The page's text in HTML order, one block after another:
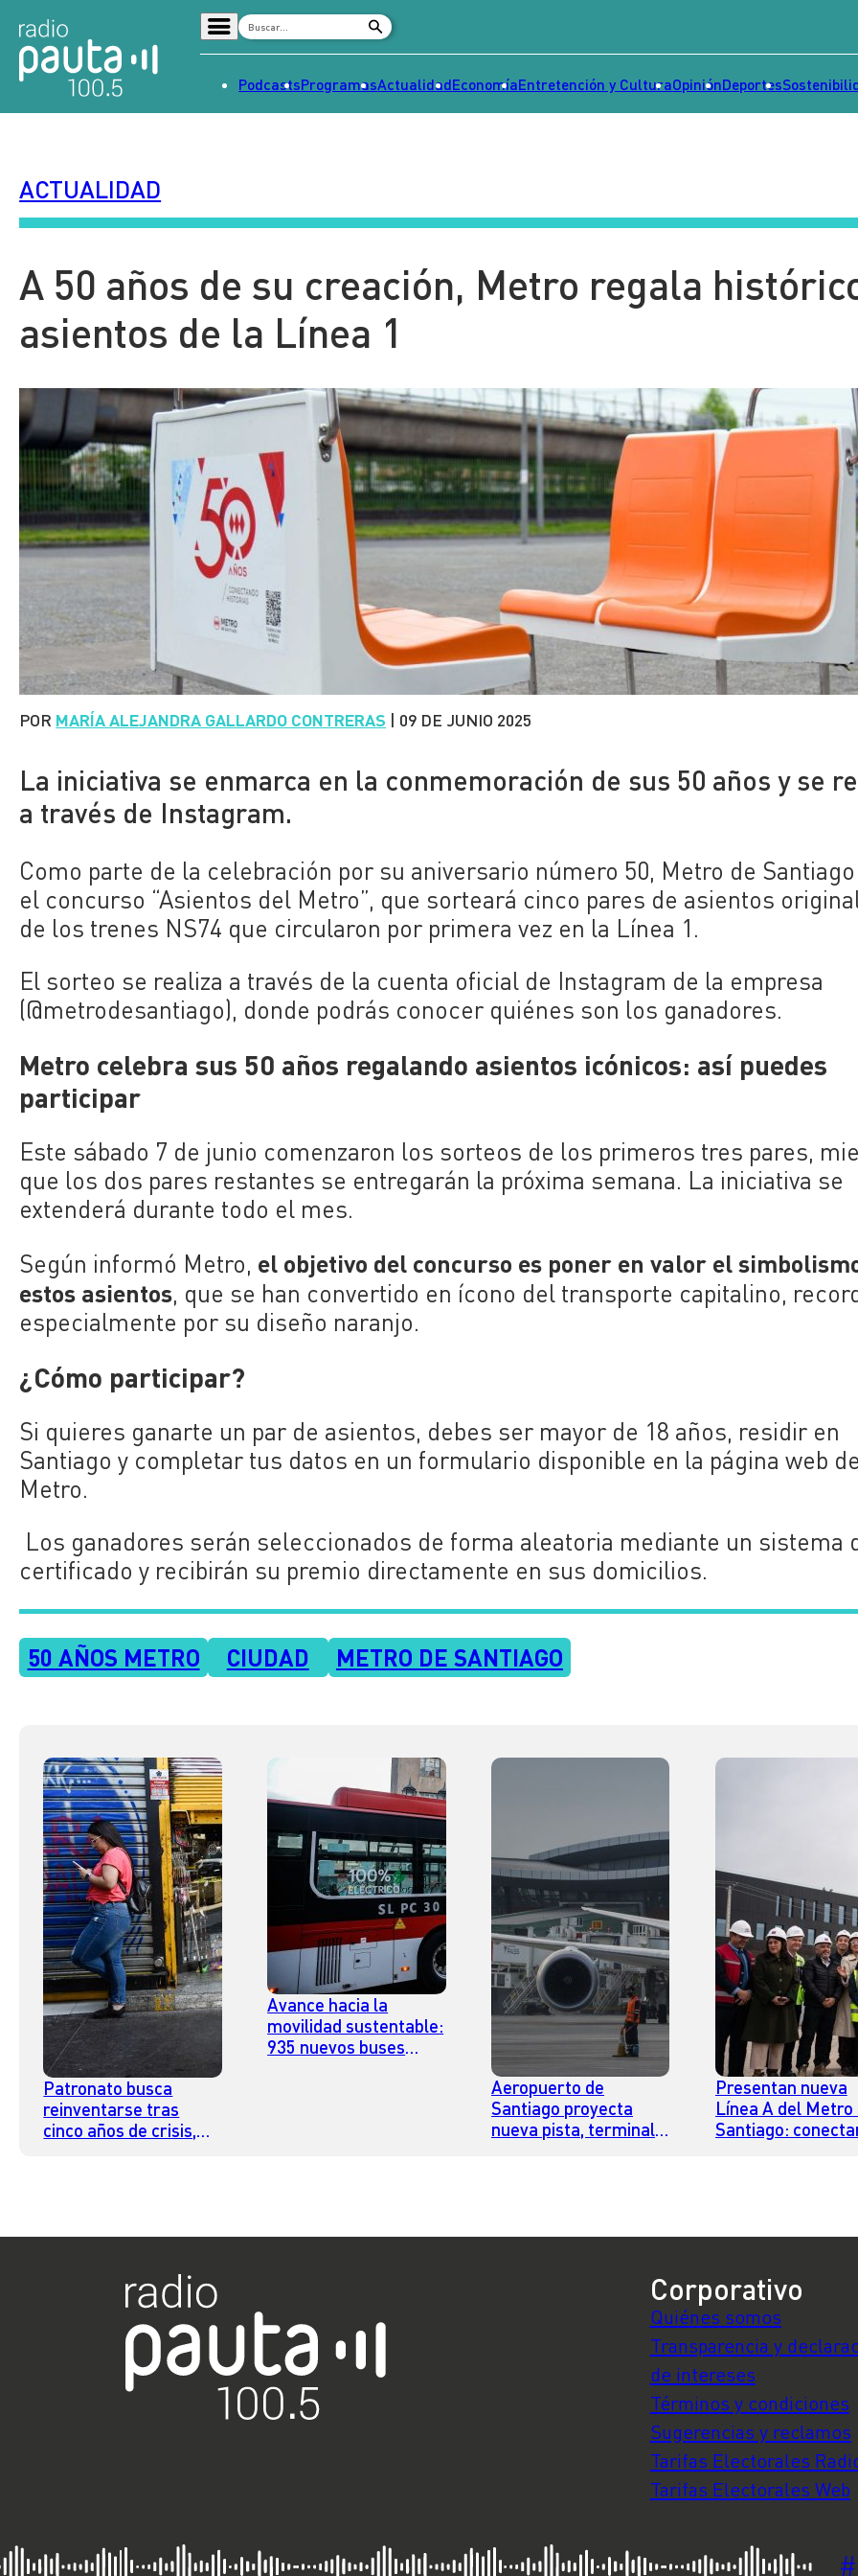
Señal 2
Tendencias
Contenido Patrocinado
PodcastsProgramasActualidadEconomíaEntretención y CulturaOpiniónDeportes
ACTUALIDAD
A 50 años de su creación, Metro regala
asientos de la Línea 1
POR MARÍA ALEJANDRA GALLARDO CONTRERAS | 09 DE JUNIO 2025
La iniciativa se enmarca en la conmemoración de sus 50 años y se
a través de Instagram.
Como parte de la celebración por su aniversario número 50, Metro de
el concurso “Asientos del Metro”, que sorteará cinco pares de asientos
de los trenes NS74 que circularon por primera vez en la Línea 1.
El sorteo se realiza a través de la cuenta oficial de Instagram de la empresa
(@metrodesantiago), donde podrás conocer quiénes son los ganadores.
Metro celebra sus 50 años regalando asientos icónicos: así puedes
participar
Este sábado 7 de junio comenzaron los sorteos de los primeros tres pares,
que los dos pares restantes se entregarán la próxima semana. La iniciativa se
extenderá durante todo el mes.
Según informó Metro, el objetivo del concurso es poner en valor el
estos asientos, que se han convertido en ícono del transporte capitalino,
especialmente por su diseño naranjo.
¿Cómo participar?
Si quieres ganarte un par de asientos, debes ser mayor de 18 años, residir en
Santiago y completar tus datos en un formulario disponible en la página web de
Metro.
Los ganadores serán seleccionados de forma aleatoria mediante un sistema
certificado y recibirán su premio directamente en sus domicilios.
50 AÑOS METRO CIUDAD METRO DE SANTIAGO
Patronato busca
reinventarse tras
cinco años de crisis,
Avance hacia la
movilidad sustentable:
935 nuevos buses
Aeropuerto de
Santiago proyecta
nueva pista, terminal y
Presentan nueva
Línea A del Metro
Santiago:
Corporativo
Quiénes somos
Transparencia y
de intereses
Términos y condiciones
Sugerencias y reclamos
Tarifas Electorales
Tarifas Electorales Web
#